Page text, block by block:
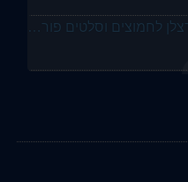
זוג כלי מעוין אובלי פורצלן לחמוצים וסלטים פורצלן